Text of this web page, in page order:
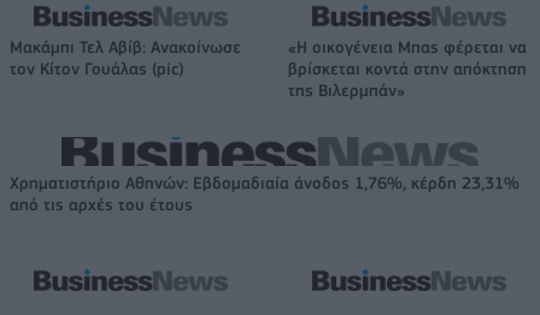
Μακάμπι Τελ Αβίβ: Ανακοίνωσε
τον Κίτον Γουάλας (pic)
«Η οικογένεια Μπας φέρεται να
βρίσκεται κοντά στην απόκτηση
της Βιλερμπάν»
Χρηματιστήριο Αθηνών: Εβδομαδιαία άνοδος 1,76%, κέρδη 23,31%
από τις αρχές του έτους